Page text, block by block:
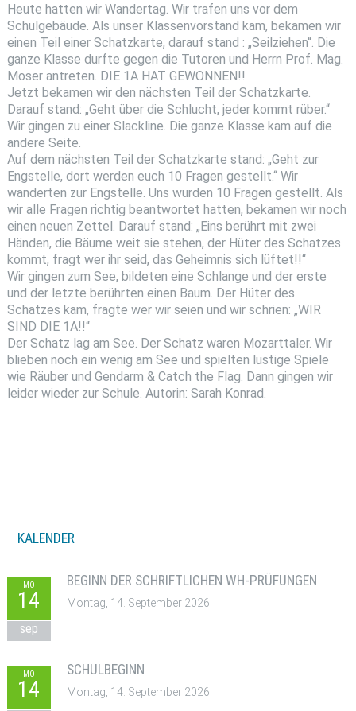
Heute hatten wir Wandertag. Wir trafen uns vor dem
Schulgebäude. Als unser Klassenvorstand kam, bekamen wir
einen Teil einer Schatzkarte, darauf stand : „Seilziehen“. Die
ganze Klasse durfte gegen die Tutoren und Herrn Prof. Mag.
Moser antreten. DIE 1A HAT GEWONNEN!!
Jetzt bekamen wir den nächsten Teil der Schatzkarte.
Darauf stand: „Geht über die Schlucht, jeder kommt rüber.“
Wir gingen zu einer Slackline. Die ganze Klasse kam auf die
andere Seite.
Auf dem nächsten Teil der Schatzkarte stand: „Geht zur
Engstelle, dort werden euch 10 Fragen gestellt.“ Wir
wanderten zur Engstelle. Uns wurden 10 Fragen gestellt. Als
wir alle Fragen richtig beantwortet hatten, bekamen wir noch
einen neuen Zettel. Darauf stand: „Eins berührt mit zwei
Händen, die Bäume weit sie stehen, der Hüter des Schatzes
kommt, fragt wer ihr seid, das Geheimnis sich lüftet!!“
Wir gingen zum See, bildeten eine Schlange und der erste
und der letzte berührten einen Baum. Der Hüter des
Schatzes kam, fragte wer wir seien und wir schrien: „WIR
SIND DIE 1A!!“
Der Schatz lag am See. Der Schatz waren Mozarttaler. Wir
blieben noch ein wenig am See und spielten lustige Spiele
wie Räuber und Gendarm & Catch the Flag. Dann gingen wir
leider wieder zur Schule. Autorin: Sarah Konrad.
KALENDER
MO
14
sep
BEGINN DER SCHRIFTLICHEN WH-PRÜFUNGEN
Montag, 14. September 2026
MO
14
SCHULBEGINN
Montag, 14. September 2026